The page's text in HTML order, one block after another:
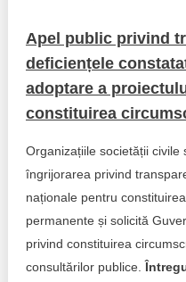
Cele mai bune și cele
Moldova
Democrația,
Achiziții publice
Achizițiile publice în
Apel public privind
deficiențele
adoptare a
constituirea
Organizațiile societății civile
îngrijorarea privind
naționale pentru
permanente și solicită
privind constituirea
consultărilor publice.